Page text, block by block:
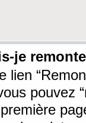
je
lien
pouvez